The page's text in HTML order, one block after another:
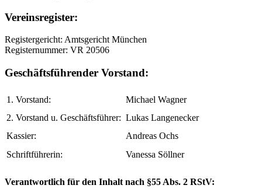
Vereinsregister:
Registergericht: Amtsgericht München
Registernummer: VR 20506
Geschäftsführender Vorstand:
1. Vorstand:
Michael Wagner
2. Vorstand u. Geschäftsführer: Lukas Langenecker
Kassier:
Andreas Ochs
Schriftführerin:
Vanessa Söllner
Verantwortlich für den Inhalt nach §55 Abs. 2 RStV: